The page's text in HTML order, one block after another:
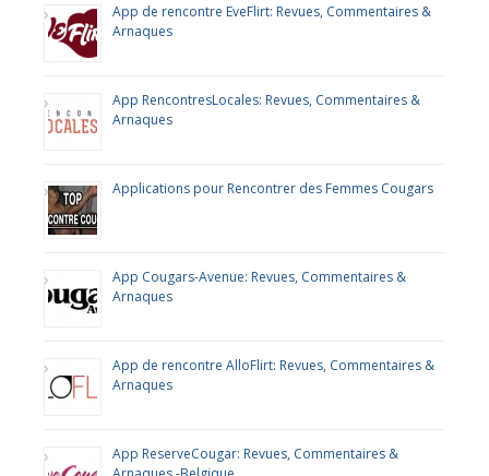
App de rencontre EveFlirt: Revues, Commentaires &
Arnaques
App RencontresLocales: Revues, Commentaires &
Arnaques
Applications pour Rencontrer des Femmes Cougars
App Cougars-Avenue: Revues, Commentaires &
Arnaques
App de rencontre AlloFlirt: Revues, Commentaires &
Arnaques
App ReserveCougar: Revues, Commentaires &